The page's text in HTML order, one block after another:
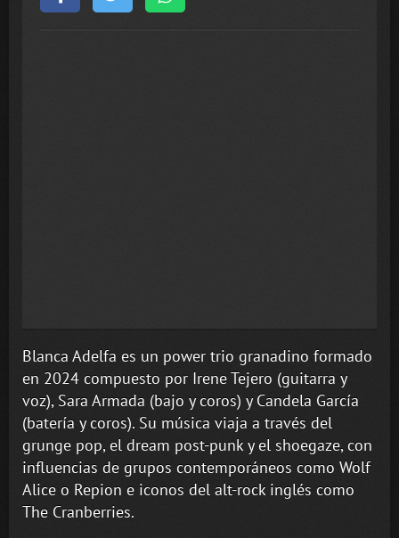
Blanca Adelfa es un power trio granadino formado
en 2024 compuesto por Irene Tejero (guitarra y
voz), Sara Armada (bajo y coros) y Candela García
(batería y coros). Su música viaja a través del
grunge pop, el dream post-punk y el shoegaze, con
influencias de grupos contemporáneos como Wolf
Alice o Repion e iconos del alt-rock inglés como
The Cranberries.